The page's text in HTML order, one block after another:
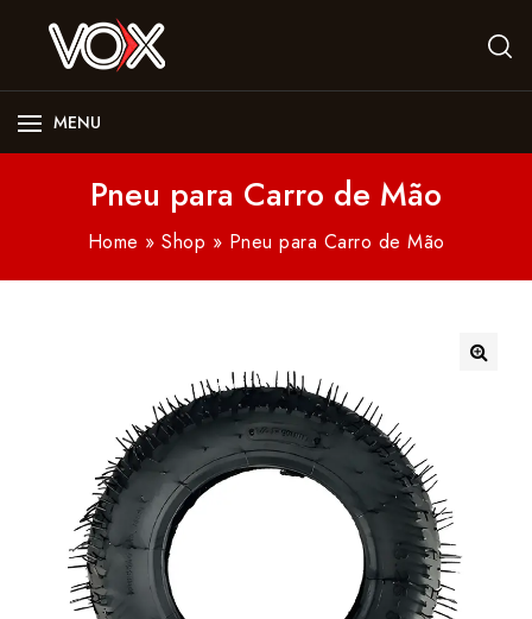
MENU
Pneu para Carro de Mão
Home » Shop » Pneu para Carro de Mão